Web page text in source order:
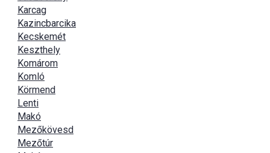
Karcag
Kazincbarcika
Kecskemét
Keszthely
Komárom
Komló
Körmend
Lenti
Makó
Mezőkövesd
Mezőtúr